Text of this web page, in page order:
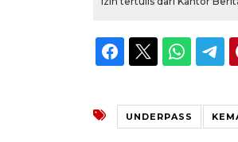
UNDERPASS